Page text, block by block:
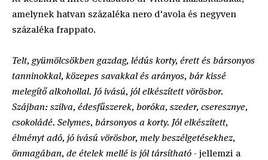
amelynek hatvan százaléka nero d'avola és negyven
százaléka frappato.
Telt, gyümölcsökben gazdag, lédús korty, érett és bársonyos
tanninokkal, közepes savakkal és arányos, bár kissé
melegítő alkohollal. Jó ivású, jól elkészített vörösbor.
Szájban: szilva, édesfűszerek, boróka, szeder, cseresznye,
csokoládé. Selymes, bársonyos a korty. Jól elkészített,
élményt adó, jó ivású vörösbor, mely beszélgetésekhez,
önmagában, de ételek mellé is jól társítható - jellemzi a